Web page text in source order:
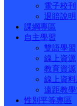
電子校刊
退賠說明
課綱專區
自主學習
雙語學習
線上資源
教育資源
線上資
遠距教
性別平等專區